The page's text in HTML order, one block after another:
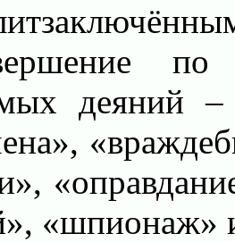
по
деяний –
«шпионаж»